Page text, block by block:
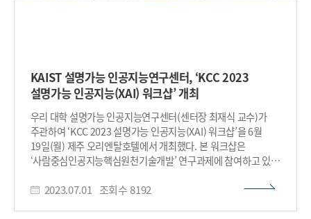
이용해 하드웨어로 구현하는데 성공하였다. 세 가지 멤리스터
소자는 각각 휘발성 저항변화 특성, 아날로그 비휘발성 저항변화
특성, 아날로그 휘발성 저항변화 특성을 가지며 <그림 2>, 각
소자는 교란 기반 XAI 시스템의 필수적인 기능인 입력 데이터
교란, 벡터곱 연산, 그리고 신호 통합 기능을 수행한다. 연구팀은
개발된 XAI 하드웨어를 평가하기 위해, 흑백 패턴을 인식하는
신경망을 설계하였다. 여기에 개발한 XAI 하드웨어 시스템으로
설계한 신경망이 흑백 패턴을 인식하는 근거를 설명하였다. <
그림3> 그 결과 기존 CMOS 기술 기반 시스템 대비 에너지
소비를 24배 감소하여 AI 판단의 이유를 제공하는 것을
KAIST 설명가능 인공지능연구센터, ‘KCC 2023
설명가능 인공지능(XAI) 워크샵’ 개최
우리 대학 설명가능 인공지능연구센터(센터장 최재식 교수)가
주관하여 ‘KCC 2023 설명가능 인공지능(XAI) 워크샵’을 6월
19일(월) 제주 오리엔탈호텔에서 개최했다. 본 워크샵은
‘사람중심인공지능핵심원천기술개발’ 연구과제에 참여하고 있는
인공지능(eXplainable Artificial Intelligence, 이하 XAI) 연구
2023.07.01 조회수8192